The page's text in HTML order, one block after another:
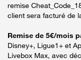
remise
client sera facturé de
Remise de 5€/mois
Disney+, Ligue1+ et
Livebox Max, avec